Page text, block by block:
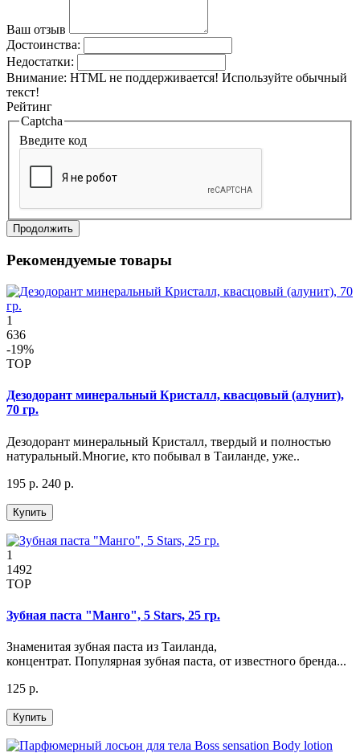
Ваш отзыв
Достоинства:
Недостатки:
Внимание: HTML не поддерживается! Используйте обычный
текст!
Рейтинг
Captcha
Введите код
Продолжить
Рекомендуемые товары
1
636
-19%
TOP
Дезодорант минеральный Кристалл, квасцовый (алунит),
70 гр.
Дезодорант минеральный Кристалл, твердый и полностью
натуральный.Многие, кто побывал в Таиланде, уже..
195 р. 240 р.
Купить
1
1492
TOP
Зубная паста "Манго", 5 Stars, 25 гр.
Знаменитая зубная паста из Таиланда,
концентрат. Популярная зубная паста, от известного бренда...
125 р.
Купить